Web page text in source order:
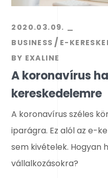
2020.03.09.
BUSINESS
E-
BY EXALINE
A koronavírus
kereskedelemre
A koronavírus széles
iparágra. Ez alól az e-
sem kivételek. Hogyan
vállalkozásokra?